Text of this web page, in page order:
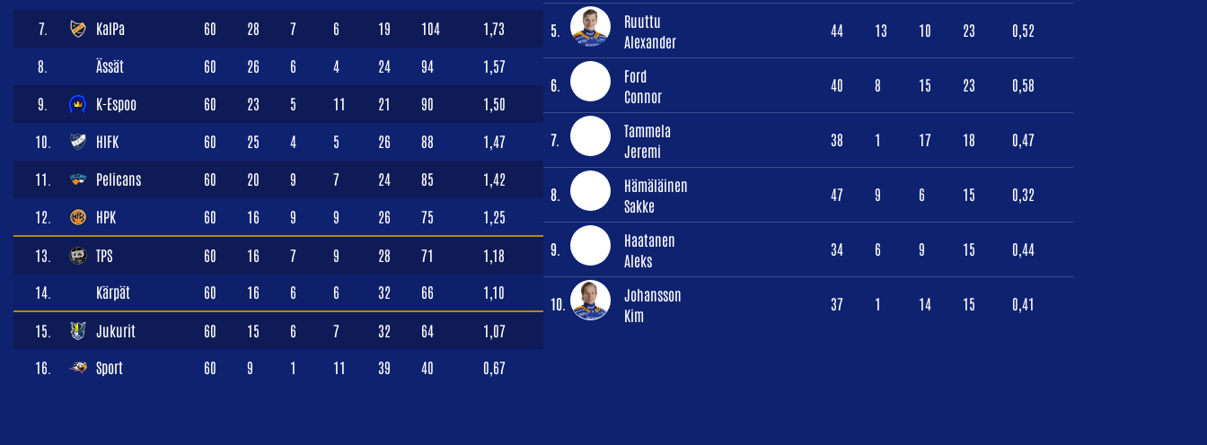
7. KalPa 60 28 7 6 19 104 1,73
8. Ässät 60 26 6 4 24 94 1,57
9. K-Espoo 60 23 5 11 21 90 1,50
10. HIFK 60 25 4 5 26 88 1,47
11. Pelicans 60 20 9 7 24 85 1,42
12. HPK 60 16 9 9 26 75 1,25
13. TPS 60 16 7 9 28 71 1,18
14. Kärpät 60 16 6 6 32 66 1,10
15. Jukurit 60 15 6 7 32 64 1,07
16. Sport 60 9 1 11 39 40 0,67
5.
Ruuttu
Alexander
44 13 10 23 0,52
6.
Ford
Connor
40 8 15 23 0,58
7.
Tammela
Jeremi
38 1 17 18 0,47
8.
Hämäläinen
Sakke
47 9 6 15 0,32
9.
Haatanen
Aleks
34 6 9 15 0,44
10.
Johansson
Kim
37 1 14 15 0,41